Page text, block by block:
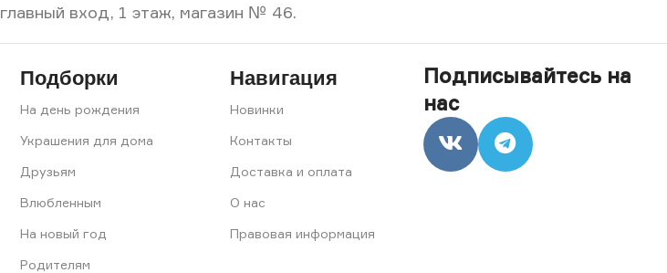
главный вход, 1 этаж, магазин № 46.
Подборки
На день рождения
Украшения для дома
Друзьям
Влюбленным
На новый год
Родителям
Навигация
Новинки
Контакты
Доставка и оплата
О нас
Правовая информация
Подписывайтесь на
нас